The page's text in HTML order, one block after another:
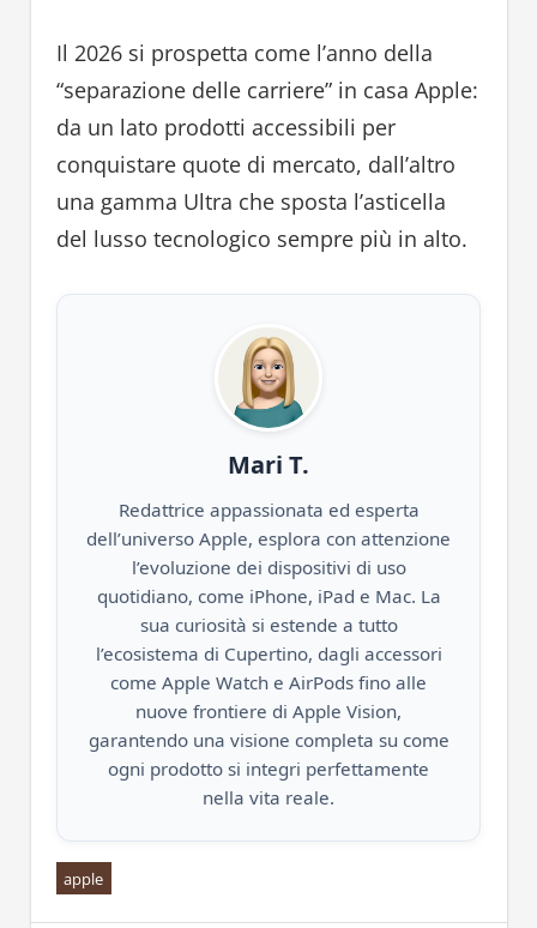
Il 2026 si prospetta come l’anno della
“separazione delle carriere” in casa Apple:
da un lato prodotti accessibili per
conquistare quote di mercato, dall’altro
una gamma Ultra che sposta l’asticella
del lusso tecnologico sempre più in alto.
Mari T.
Redattrice appassionata ed esperta
dell’universo Apple, esplora con attenzione
l’evoluzione dei dispositivi di uso
quotidiano, come iPhone, iPad e Mac. La
sua curiosità si estende a tutto
l’ecosistema di Cupertino, dagli accessori
come Apple Watch e AirPods fino alle
nuove frontiere di Apple Vision,
garantendo una visione completa su come
ogni prodotto si integri perfettamente
nella vita reale.
apple